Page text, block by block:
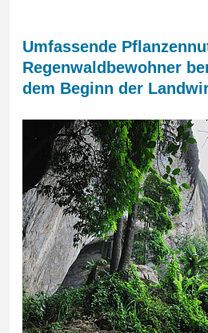
Umfassende
Regenwaldbewohner
dem Beginn der